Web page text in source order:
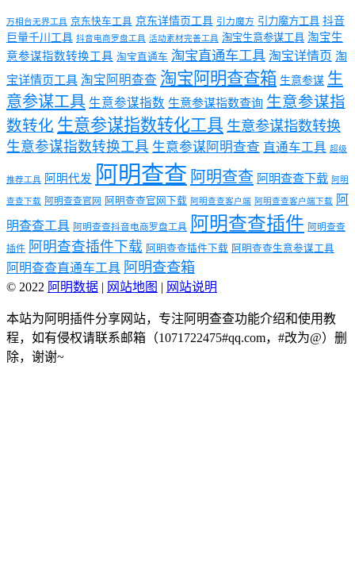
万相台无界工具 京东快车工具 京东详情页工具 引力魔方 引力魔方工具 抖音
巨量千川工具 抖音电商罗盘工具 活动素材完善工具 淘宝生意参谋工具 淘宝生
意参谋指数转换工具 淘宝直通车 淘宝直通车工具 淘宝详情页 淘
宝详情页工具 淘宝阿明查查 淘宝阿明查查箱 生意参谋 生
意参谋工具 生意参谋指数 生意参谋指数查询 生意参谋指
数转化 生意参谋指数转化工具 生意参谋指数转换
生意参谋指数转换工具 生意参谋阿明查查 直通车工具 超级
推荐工具 阿明代发 阿明查查 阿明查查 阿明查查下载 阿明
查查下载 阿明查查官网 阿明查查官网下载 阿明查查客户端 阿明查查客户端下载
阿
明查查工具 阿明查查抖音电商罗盘工具 阿明查查插件 阿明查查
插件 阿明查查插件下载 阿明查查插件下载 阿明查查生意参谋工具
阿明查查直通车工具 阿明查查箱
© 2022 阿明数据 | 网站地图 | 网站说明
本站为阿明插件分享网站，专注阿明查查功能介绍和使用教
程，如有侵权请联系邮箱（1071722475#qq.com，#改为@）删
除，谢谢~